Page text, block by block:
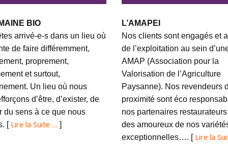
BIO
arrivé-e-s dans un lieu où
de faire différemment,
proprement,
et surtout,
Un lieu où nous
d’être, d’exister, de
du sens à ce que nous
[ Lire la Suite … ]
L’AMAPEI
Nos clients sont engagés et
de l’exploitation au sein
AMAP (Association pour la
Valorisation de l’Agriculture
Paysanne). Nos revendeurs
proximité sont éco
nos partenaires
des amoureux de nos
exceptionnelles…. [ Lire la